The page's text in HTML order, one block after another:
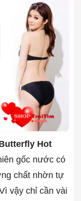
Hot
gốc nước có
chất nhờn tự
vậy chỉ cần vài